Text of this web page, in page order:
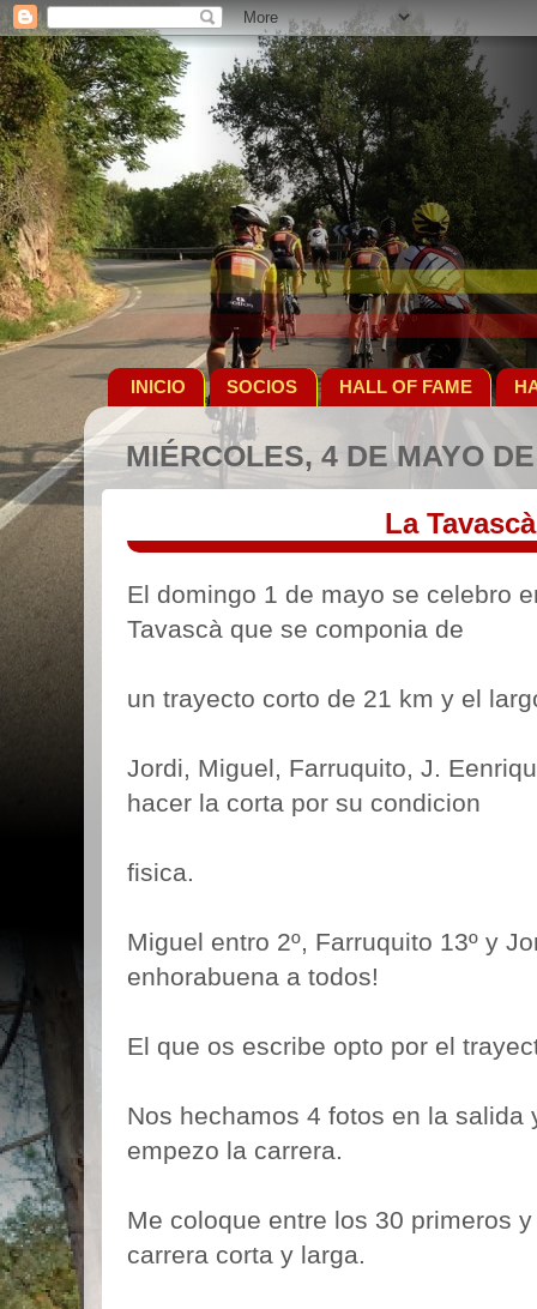
INICIO SOCIOS HALL OF FAME
MIÉRCOLES, 4 DE MAYO
La
El domingo 1 de mayo se celebro
Tavascà que se componia de
un trayecto corto de 21 km y el
Jordi, Miguel, Farruquito, J.
hacer la corta por su condicion
fisica.
Miguel entro 2º, Farruquito 13º y
enhorabuena a todos!
El que os escribe opto por el
Nos hechamos 4 fotos en la salida
empezo la carrera.
Me coloque entre los 30 primeros
carrera corta y larga.